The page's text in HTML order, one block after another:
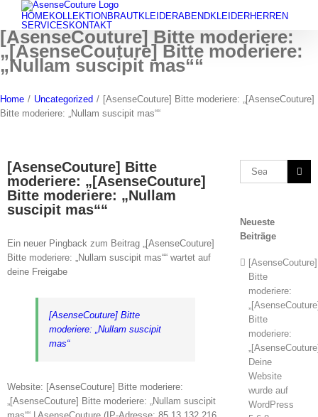
content
HOMEKOLLEKTION BRAUTKLEIDERABENDKLEIDERHERREN
SERVICES KONTAKT
[AsenseCouture] Bitte moderiere:
„[AsenseCouture] Bitte moderiere:
„Nullam suscipit mas““
Home / Uncategorized / [AsenseCouture] Bitte moderiere: „[AsenseCouture]
Bitte moderiere: „Nullam suscipit mas““
[AsenseCouture] Bitte
moderiere: „[AsenseCouture]
Bitte moderiere: „Nullam
suscipit mas““
Ein neuer Pingback zum Beitrag „[AsenseCouture]
Bitte moderiere: „Nullam suscipit mas““ wartet auf
deine Freigabe
[AsenseCouture] Bitte
moderiere: „Nullam suscipit
mas“
Website: [AsenseCouture] Bitte moderiere:
„[AsenseCouture] Bitte moderiere: „Nullam suscipit
Search
for:
Neueste
Beiträge
[AsenseCouture]
Bitte
moderiere:
Bitte
moderiere:
Deine
Website
wurde auf
WordPress